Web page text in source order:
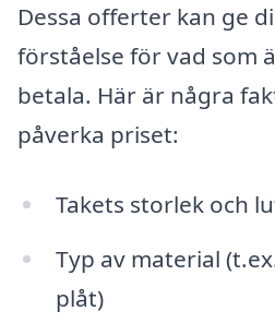
Dessa offerter kan ge
förståelse för vad som
betala. Här är några
påverka priset:
Takets storlek och
Typ av material
plåt)